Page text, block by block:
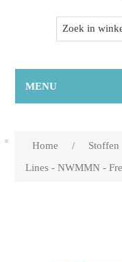
MENU
Home / Stoffen
Lines - NWMMN -